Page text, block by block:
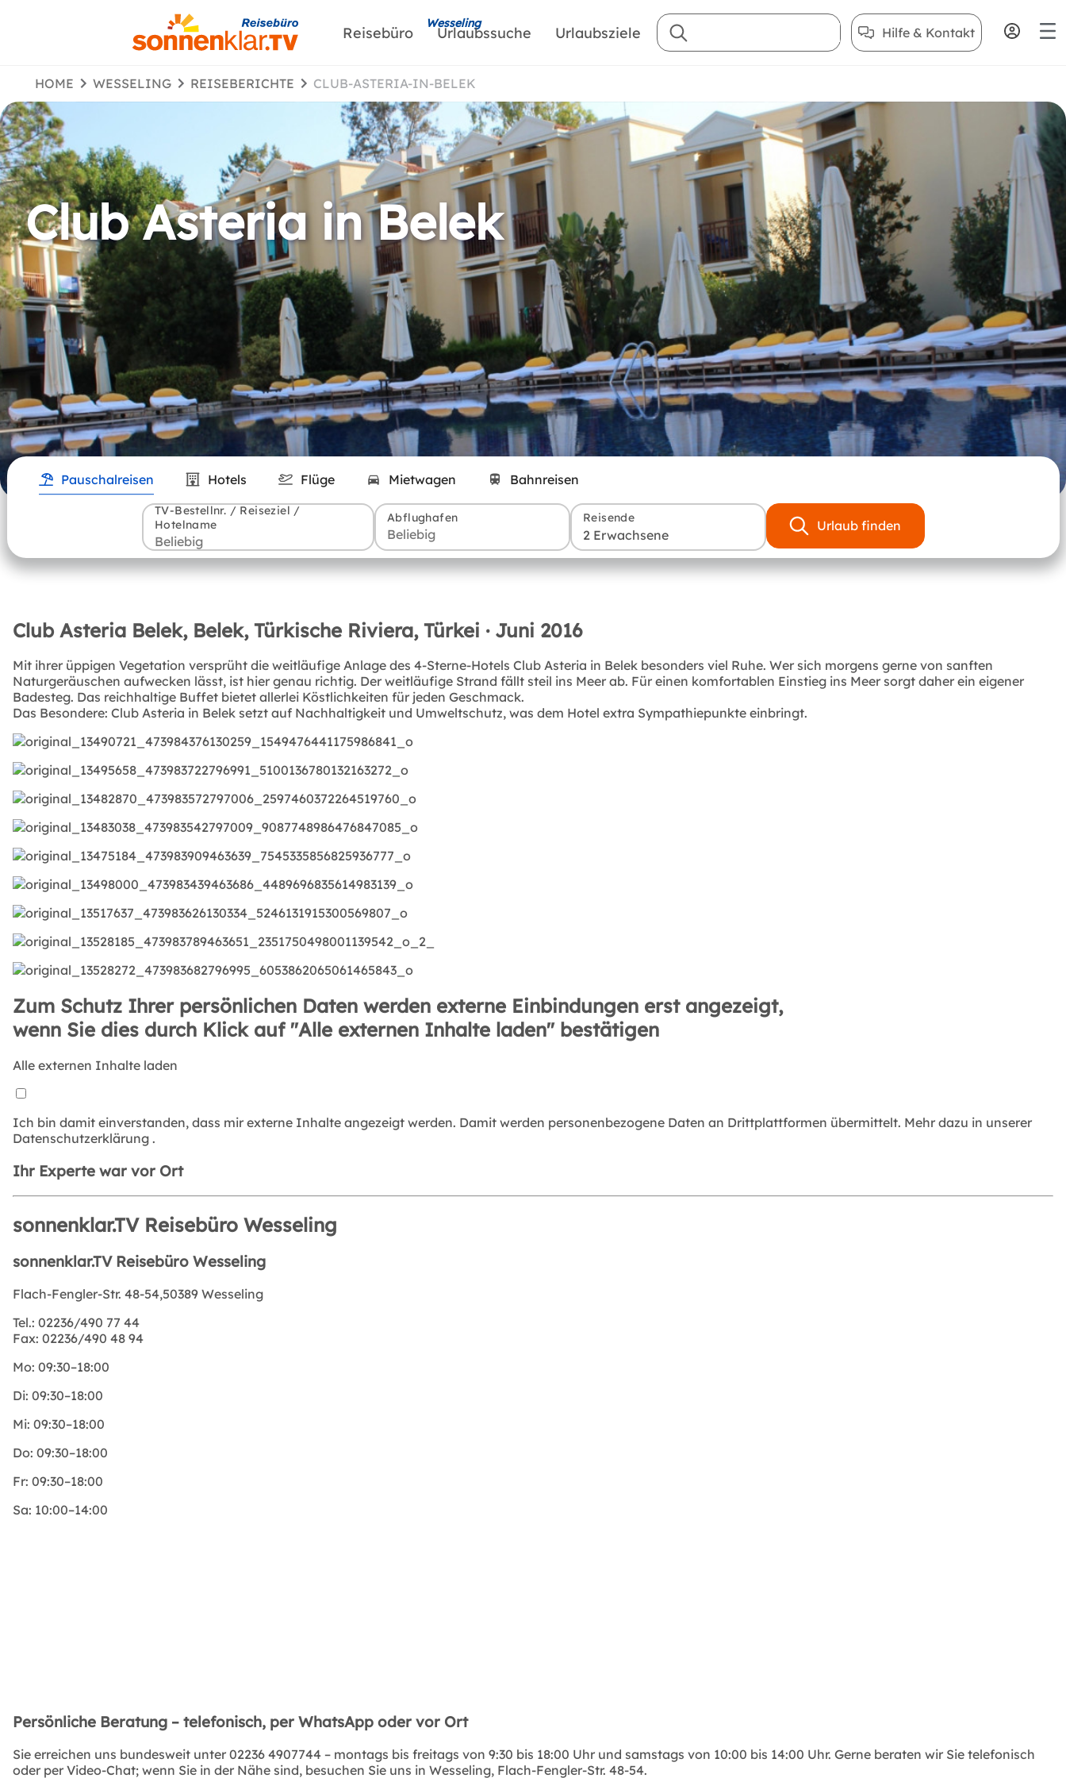
Wesseling
Reisebüro Urlaubssuche Urlaubsziele Hilfe & Kontakt
HOME WESSELING REISEBERICHTE CLUB-ASTERIA-IN-BELEK
Club Asteria in Belek
Pauschalreisen Hotels Flüge Mietwagen Bahnreisen
TV-Bestellnr. / Reiseziel /
Hotelname
Abflughafen Reisende
2 Erwachsene
Urlaub finden
Club Asteria Belek, Belek, Türkische Riviera, Türkei · Juni 2016
Mit ihrer üppigen Vegetation versprüht die weitläufige Anlage des 4-Sterne-Hotels Club Asteria in Belek besonders viel Ruhe. Wer sich morgens gerne von sanften
Naturgeräuschen aufwecken lässt, ist hier genau richtig. Der weitläufige Strand fällt steil ins Meer ab. Für einen komfortablen Einstieg ins Meer sorgt daher ein eigener
Badesteg. Das reichhaltige Buffet bietet allerlei Köstlichkeiten für jeden Geschmack.
Das Besondere: Club Asteria in Belek setzt auf Nachhaltigkeit und Umweltschutz, was dem Hotel extra Sympathiepunkte einbringt.
Zum Schutz Ihrer persönlichen Daten werden externe Einbindungen erst angezeigt,
wenn Sie dies durch Klick auf "Alle externen Inhalte laden" bestätigen
Alle externen Inhalte laden
Ich bin damit einverstanden, dass mir externe Inhalte angezeigt werden. Damit werden personenbezogene Daten an Drittplattformen übermittelt. Mehr dazu in unserer
Datenschutzerklärung .
Ihr Experte war vor Ort
sonnenklar.TV Reisebüro Wesseling
sonnenklar.TV Reisebüro Wesseling
Flach-Fengler-Str. 48-54,50389 Wesseling
Tel.: 02236/490 77 44
Fax: 02236/490 48 94
Mo: 09:30–18:00
Di: 09:30–18:00
Mi: 09:30–18:00
Do: 09:30–18:00
Fr: 09:30–18:00
Sa: 10:00–14:00
Persönliche Beratung – telefonisch, per WhatsApp oder vor Ort
Sie erreichen uns bundesweit unter 02236 4907744 – montags bis freitags von 9:30 bis 18:00 Uhr und samstags von 10:00 bis 14:00 Uhr. Gerne beraten wir Sie telefonisch
oder per Video-Chat; wenn Sie in der Nähe sind, besuchen Sie uns in Wesseling, Flach-Fengler-Str. 48-54.